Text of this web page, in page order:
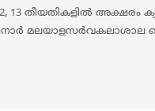
തീയതികളിൽ അക്ഷരം